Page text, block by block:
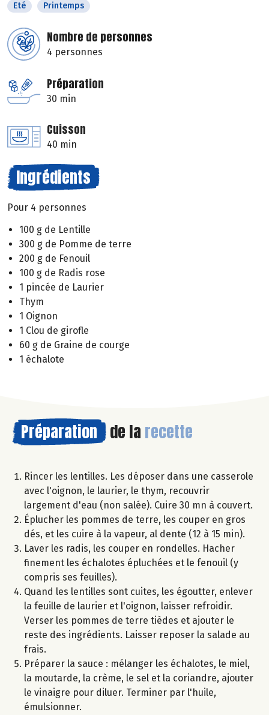
Eté
Printemps
Nombre de personnes
4 personnes
Préparation
30 min
Cuisson
40 min
Ingrédients
Pour 4 personnes
100 g de Lentille
300 g de Pomme de terre
200 g de Fenouil
100 g de Radis rose
1 pincée de Laurier
Thym
1 Oignon
1 Clou de girofle
60 g de Graine de courge
1 échalote
Préparation de la recette
Rincer les lentilles. Les déposer dans une casserole
avec l'oignon, le laurier, le thym, recouvrir
largement d'eau (non salée). Cuire 30 mn à couvert.
Éplucher les pommes de terre, les couper en gros
dés, et les cuire à la vapeur, al dente (12 à 15 min).
Laver les radis, les couper en rondelles. Hacher
finement les échalotes épluchées et le fenouil (y
compris ses feuilles).
Quand les lentilles sont cuites, les égoutter, enlever
la feuille de laurier et l'oignon, laisser refroidir.
Verser les pommes de terre tièdes et ajouter le
reste des ingrédients. Laisser reposer la salade au
frais.
Préparer la sauce : mélanger les échalotes, le miel,
la moutarde, la crème, le sel et la coriandre, ajouter
le vinaigre pour diluer. Terminer par l'huile,
émulsionner.